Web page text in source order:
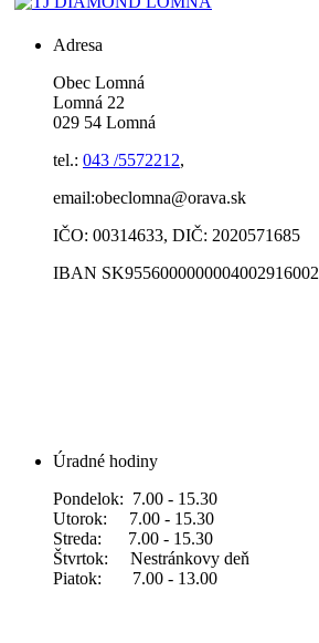
Adresa
Obec Lomná
Lomná 22
029 54 Lomná
tel.: 043 /5572212,
email:obeclomna@orava.sk
IČO: 00314633, DIČ: 2020571685
IBAN SK9556000000004002916002
Úradné hodiny
Pondelok: 7.00 - 15.30
Utorok: 7.00 - 15.30
Streda: 7.00 - 15.30
Štvrtok: Nestránkovy deň
Piatok: 7.00 - 13.00